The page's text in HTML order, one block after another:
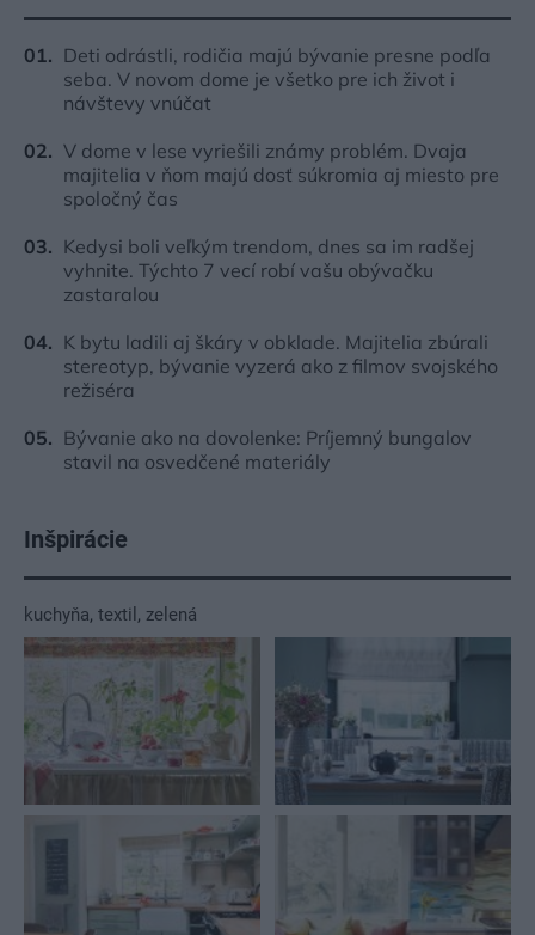
Deti odrástli, rodičia majú bývanie presne podľa
seba. V novom dome je všetko pre ich život i
návštevy vnúčat
V dome v lese vyriešili známy problém. Dvaja
majitelia v ňom majú dosť súkromia aj miesto pre
spoločný čas
Kedysi boli veľkým trendom, dnes sa im radšej
vyhnite. Týchto 7 vecí robí vašu obývačku
zastaralou
K bytu ladili aj škáry v obklade. Majitelia zbúrali
stereotyp, bývanie vyzerá ako z filmov svojského
režiséra
Bývanie ako na dovolenke: Príjemný bungalov
stavil na osvedčené materiály
Inšpirácie
kuchyňa, textil , zelená